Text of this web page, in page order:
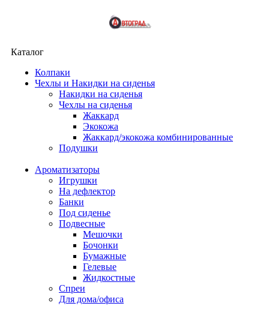
Каталог
Колпаки
Чехлы и Накидки на сиденья
Накидки на сиденья
Чехлы на сиденья
Жаккард
Экокожа
Жаккард/экокожа комбинированные
Подушки
Ароматизаторы
Игрушки
На дефлектор
Банки
Под сиденье
Подвесные
Мешочки
Бочонки
Бумажные
Гелевые
Жидкостные
Спреи
Для дома/офиса